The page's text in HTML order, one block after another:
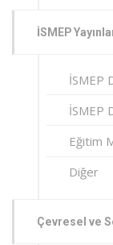
İSMEP
İSMEP
İSMEP
Eğitim
Diğer
Çevresel ve